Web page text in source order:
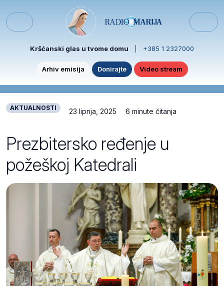
Menu
Kršćanski glas u tvome domu +385 1 2327000
Arhiv emisija Donirajte Video stream
AKTUALNOSTI 23 lipnja, 2025 6 minute čitanja
Prezbitersko ređenje u
požeškoj Katedrali